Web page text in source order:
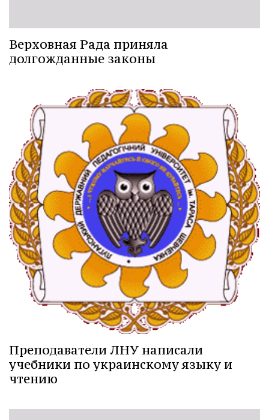
Верховная Рада приняла
долгожданные законы
Преподаватели ЛНУ написали
учебники по украинскому языку и
чтению